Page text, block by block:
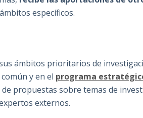
específicos.
ámbitos prioritarios de
y en el programa
propuestas sobre temas de
externos.